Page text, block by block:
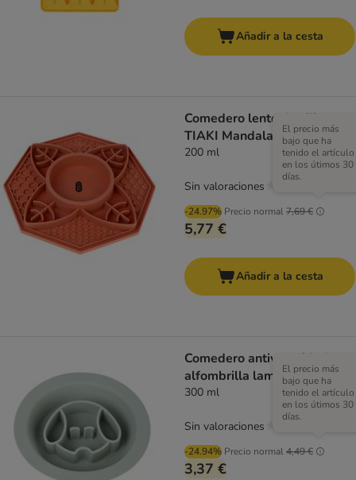
Añadir a la cesta
Comedero lento de silicona
TIAKI Mandala
200 ml
-24.97% Precio normal7,69 €
El precio más
bajo que ha
tenido el artículo
en los útimos 30
días.
5,77 €
Sin valoraciones
Añadir a la cesta
Comedero antivoracidad y
alfombrilla lamedora TIAKI
300 ml
-24.94% Precio normal4,49 €
El precio más
bajo que ha
tenido el artículo
en los útimos 30
días.
3,37 €
Sin valoraciones